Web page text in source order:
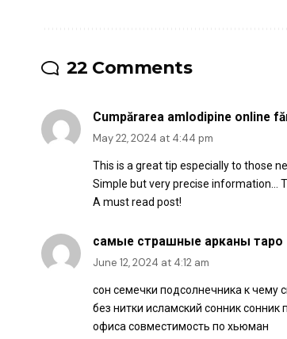
22 Comments
Cumpărarea amlodipine online
May 22, 2024 at 4:44 pm
This is a great tip especially to those
Simple but very precise information…
A must read post!
самые страшные арканы таро
June 12, 2024 at 4:12 am
сон семечки подсолнечника к чему
без нитки исламский сонник сонник
офиса совместимость по хьюман